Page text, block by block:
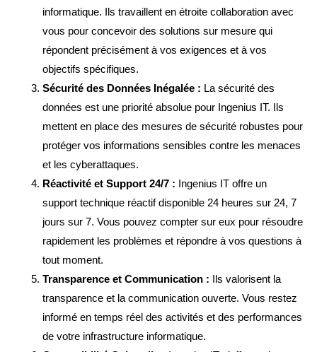
informatique. Ils travaillent en étroite collaboration avec
vous pour concevoir des solutions sur mesure qui
répondent précisément à vos exigences et à vos
objectifs spécifiques.
Sécurité des Données Inégalée : La sécurité des
données est une priorité absolue pour Ingenius IT. Ils
mettent en place des mesures de sécurité robustes pour
protéger vos informations sensibles contre les menaces
et les cyberattaques.
Réactivité et Support 24/7 : Ingenius IT offre un
support technique réactif disponible 24 heures sur 24, 7
jours sur 7. Vous pouvez compter sur eux pour résoudre
rapidement les problèmes et répondre à vos questions à
tout moment.
Transparence et Communication : Ils valorisent la
transparence et la communication ouverte. Vous restez
informé en temps réel des activités et des performances
de votre infrastructure informatique.